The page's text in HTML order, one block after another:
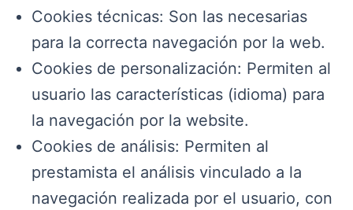
Cookies técnicas: Son las necesarias
para la correcta navegación por la web.
Cookies de personalización: Permiten al
usuario las características (idioma) para
la navegación por la website.
Cookies de análisis: Permiten al
prestamista el análisis vinculado a la
navegación realizada por el usuario, con